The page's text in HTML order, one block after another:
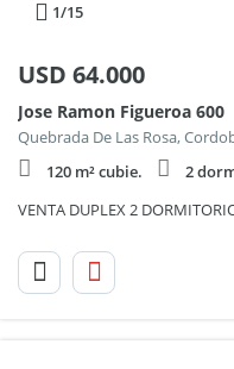
1/15
USD 64.000
Jose Ramon Figueroa 600
Quebrada De Las Rosa,
120 m² cubie.
2
VENTA DUPLEX 2